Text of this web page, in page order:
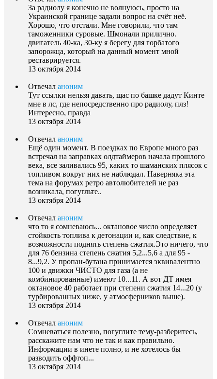
За радиолу я конечно не волнуюсь, просто на
Украинской границе задали вопрос на счёт неё.
Хорошо, что отстали. Мне говорили, что там
таможенники суровые. Шмонали прилично.
двигатель 40-ка, 30-ку я берегу для горбатого
запорожца, который на данный момент мной
реставрируется.
13 октября 2014
Отвечал аноним
Тут ссылки нельзя давать, щас по башке дадут Кинте
мне в лс, где непосредственно про радиолу, плз!
Интересно, правда
13 октября 2014
Отвечал аноним
Ещё один момент. В поездках по Европе много раз
встречал на заправках олдтаймеров начала прошлого
века, все заливались 95, каких то шаманских плясок с
топливом вокруг них не наблюдал. Наверняка эта
тема на форумах ретро автолюбителей не раз
возникала, погугльте..
13 октября 2014
Отвечал аноним
что то я сомневаюсь... октановое число определяет
стойкость топлива к детонации и, как следствие, к
возможности поднять степень сжатия.Это ничего, что
для 76 бензина степень сжатия 5,2...5,6 а для 95 -
8...9,2. У пропан-бутана принимается эквивалентно
100 и движки ЧИСТО для газа (а не
комбинированные) имеют 10...11. А вот ДТ имея
октановое 40 работает при степени сжатия 14...20 (у
турбированных ниже, у атмосферников выше).
13 октября 2014
Отвечал аноним
Сомневаться полезно, погуглите тему-разберитесь,
расскажите нам что не так и как правильно.
Информации в инете полно, и не хотелось бы
разводить оффтоп...
13 октября 2014